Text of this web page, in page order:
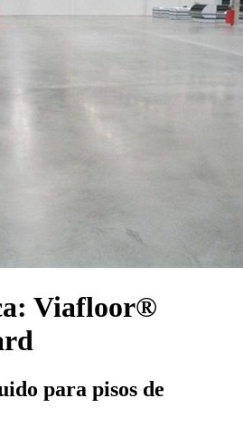
Viafloor®
para pisos de